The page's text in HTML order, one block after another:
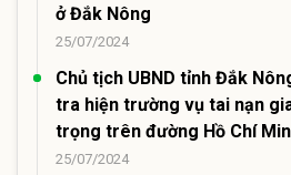
ở Đắk Nông
25/07/2024
Chủ tịch UBND tỉnh Đắk
tra hiện trường vụ tai nạn
trọng trên đường Hồ Chí
25/07/2024